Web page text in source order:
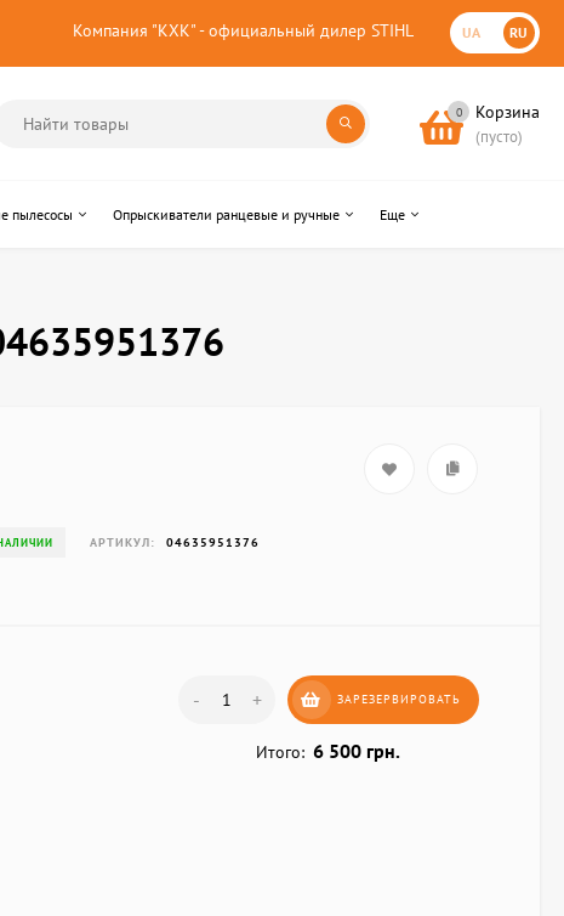
Компания "КХК" - официальный дилер STIHL UA RU
0 Корзина
(пусто)
пылесосы Опрыскиватели ранцевые и ручные Еще
АРТИКУЛ: 04635951376
- + ЗАРЕЗЕРВИРОВАТЬ
Итого: 6 500 грн.